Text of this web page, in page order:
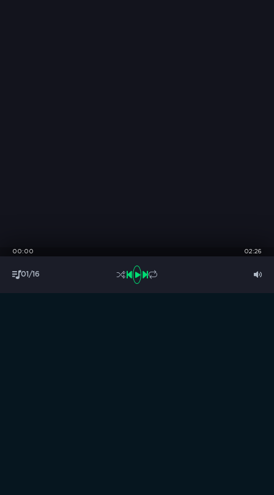
01/16
00:00 02:26